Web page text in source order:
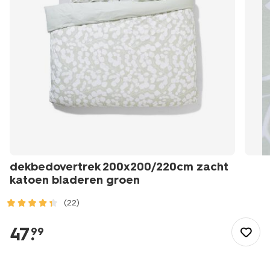
dekbedovertrek 200x200/220cm zacht
katoen bladeren groen
(22)
slapen/slapen/dekbedovertrek/dekbedovertrek-
200x200%2F220cm-
47.
99